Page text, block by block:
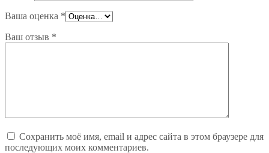
Ваша оценка *
Ваш отзыв *
Сохранить моё имя, email и адрес сайта в этом браузере для
последующих моих комментариев.